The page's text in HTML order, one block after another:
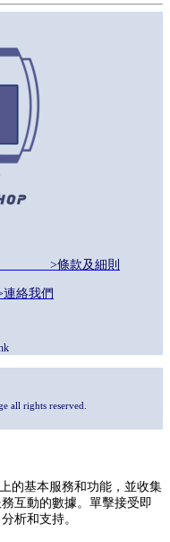
>條款及細則
連絡我們
all rights reserved.
的基本服務和功能，並收集
互動的數據。單擊接受即
析和支持。